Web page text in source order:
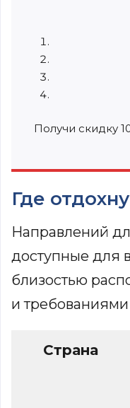
Получи скидку
Где
Направлений
доступные для
близостью
и
Страна